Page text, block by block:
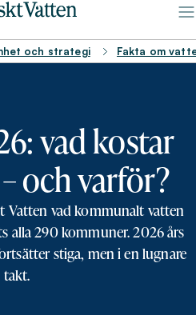
och strategi Fakta om
vad kostar
och varför?
Vatten vad kommunalt vatten
alla 290 kommuner. 2026 års
stiga, men i en lugnare
takt.